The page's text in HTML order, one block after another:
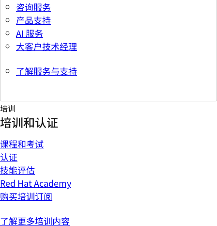
咨询服务
产品支持
AI 服务
大客户技术经理
了解服务与支持
培训
培训和认证
课程和考试
认证
技能评估
Red Hat Academy
购买培训订阅
了解更多培训内容